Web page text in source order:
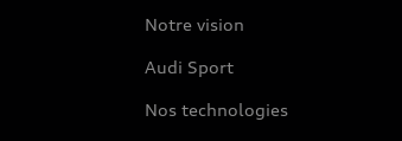
Notre vision
Audi Sport
Nos technologies